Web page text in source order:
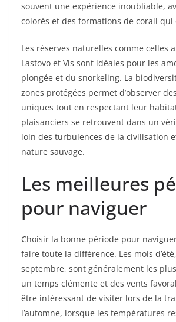
souvent une expérience inoubliable,
colorés et des formations de corail
Les réserves naturelles comme celles
Lastovo et Vis sont idéales pour les
plongée et du snorkeling. La
zones protégées permet d’observer
uniques tout en respectant leur
plaisanciers se retrouvent dans un
loin des turbulences de la civilisation
nature sauvage.
Les meilleures
pour naviguer
Choisir la bonne période pour
faire toute la différence. Les mois
septembre, sont généralement les
un temps clémente et des vents
être intéressant de visiter lors de la
l’automne, lorsque les températures